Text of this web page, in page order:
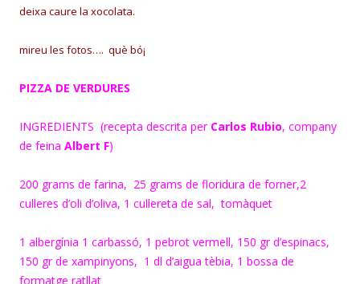
deixa caure la xocolata.
mireu les fotos…. què bó¡
PIZZA DE VERDURES
INGREDIENTS (recepta descrita per Carlos Rubio, company
de feina Albert F)
200 grams de farina, 25 grams de floridura de forner,2
culleres d’oli d’oliva, 1 cullereta de sal, tomàquet
1 albergínia 1 carbassó, 1 pebrot vermell, 150 gr d’espinacs,
150 gr de xampinyons, 1 dl d’aigua tèbia, 1 bossa de
formatge ratllat